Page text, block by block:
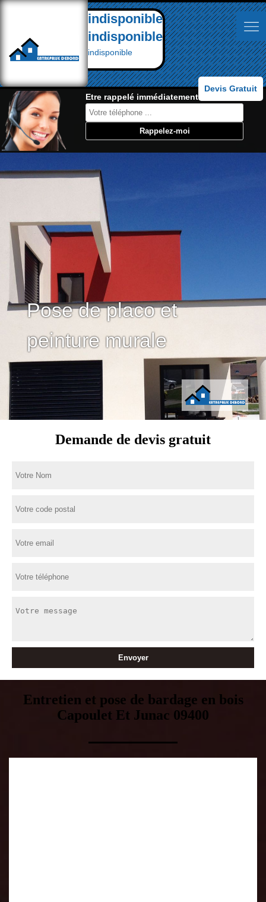
indisponible
indisponible
indisponible
Devis Gratuit
Etre rappelé immédiatement:
Pose de placo et
peinture murale
Demande de devis gratuit
Entretien et pose de bardage en bois
Capoulet Et Junac 09400